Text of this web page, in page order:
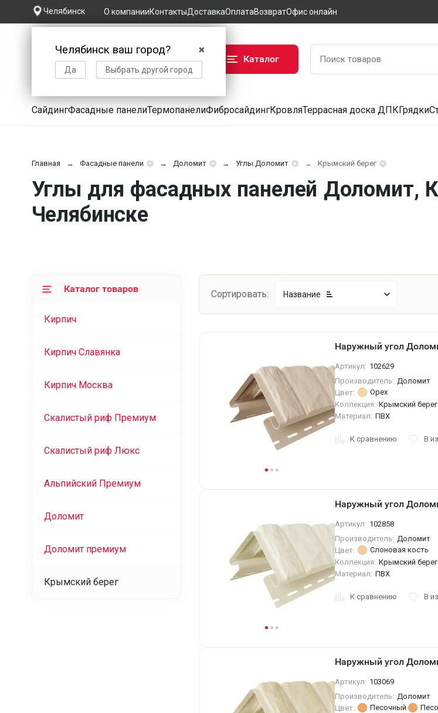
Челябинск
✖
Челябинск ваш город?
Да Выбрать другой город
О компанииКонтактыДоставкаОплатаВозвратОфис онлайн
Каталог
СайдингФасадные панелиТермопанелиФибросайдингКровляТеррасная доска ДПКГрядки
Главная Фасадные панели Доломит Углы Доломит Крымский берег
Углы для фасадных панелей Доломит,
Челябинске
Сортировать: Название
Наружный угол
Артикул: 102629
Производитель: Доломит
Цвет:
Орех
Коллекция: Крымский берег
Материал: ПВХ
К сравнению В
Наружный угол
Артикул: 102858
Производитель: Доломит
Цвет:
Слоновая кость
Коллекция: Крымский берег
Материал: ПВХ
К сравнению В
Наружный угол
Артикул: 103069
Производитель: Доломит
Цвет:
Песочный
Каталог товаров
Кирпич
Кирпич Славянка
Кирпич Москва
Скалистый риф Премиум
Скалистый риф Люкс
Альпийский Премиум
Доломит
Доломит премиум
Крымский берег